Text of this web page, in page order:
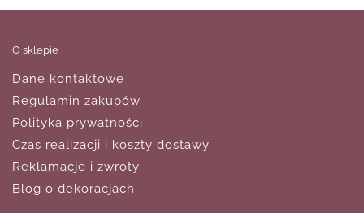
O sklepie
Dane kontaktowe
Regulamin zakupów
Polityka prywatności
Czas realizacji i koszty dostawy
Reklamacje i zwroty
Blog o dekoracjach